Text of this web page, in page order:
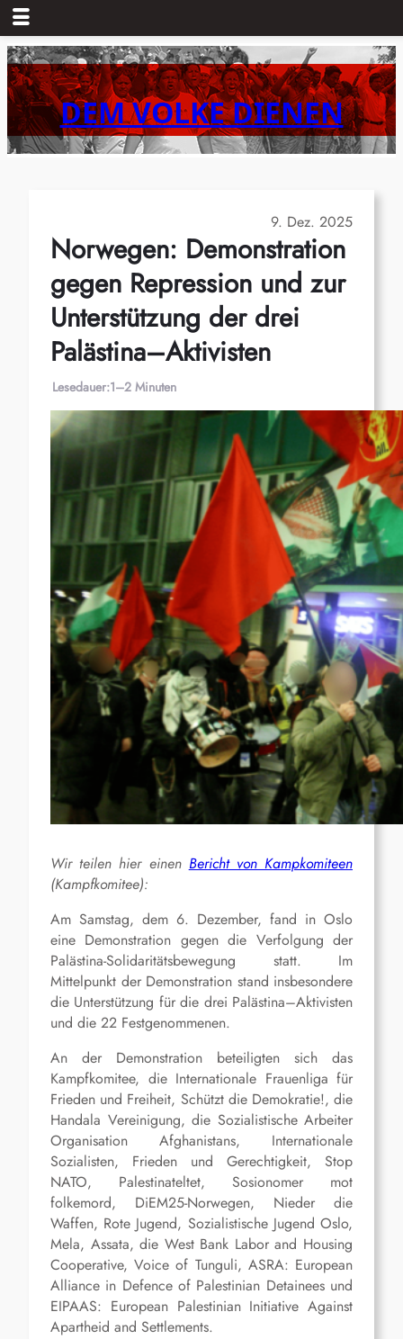
Zum
Inhalt
springenDEM VOLKE DIENEN
9. Dez. 2025
Norwegen: Demonstration
gegen Repression und zur
Unterstützung der drei
Palästina–Aktivisten
Lesedauer:1–2 Minuten
Wir teilen hier einen Bericht von Kampkomiteen
(Kampfkomitee):
Am Samstag, dem 6. Dezember, fand in Oslo
eine Demonstration gegen die Verfolgung der
Palästina-Solidaritätsbewegung statt. Im
Mittelpunkt der Demonstration stand insbesondere
die Unterstützung für die drei Palästina–Aktivisten
und die 22 Festgenommenen.
An der Demonstration beteiligten sich das
Kampfkomitee, die Internationale Frauenliga für
Frieden und Freiheit, Schützt die Demokratie!, die
Handala Vereinigung, die Sozialistische Arbeiter
Organisation Afghanistans, Internationale
Sozialisten, Frieden und Gerechtigkeit, Stop
NATO, Palestinateltet, Sosionomer mot
folkemord, DiEM25-Norwegen, Nieder die
Waffen, Rote Jugend, Sozialistische Jugend Oslo,
Mela, Assata, die West Bank Labor and Housing
Cooperative, Voice of Tunguli, ASRA: European
Alliance in Defence of Palestinian Detainees und
EIPAAS: European Palestinian Initiative Against
Apartheid and Settlements.